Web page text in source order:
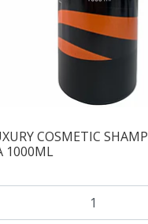
COSMETIC
1000ML